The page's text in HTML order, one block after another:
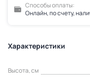
Способы оплаты:
Онлайн, по счету,
Характеристики
Высота, см